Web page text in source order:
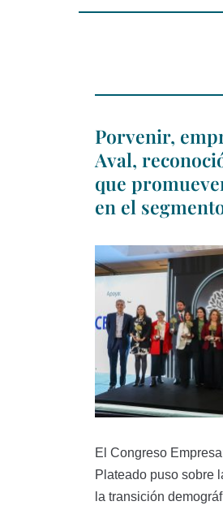
Porvenir,
Aval,
que
en el
El Congreso
Plateado puso sobre
la transición